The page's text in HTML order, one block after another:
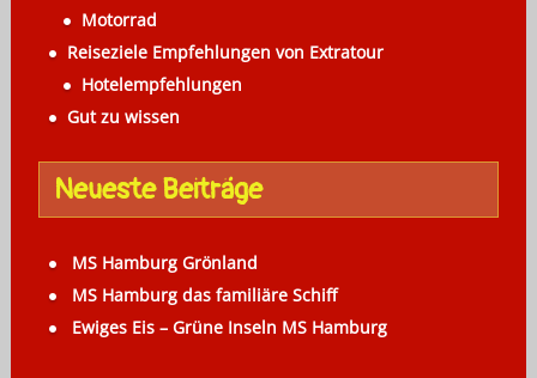
Motorrad
Reiseziele Empfehlungen von Extratour
Hotelempfehlungen
Gut zu wissen
Neueste Beiträge
MS Hamburg Grönland
MS Hamburg das familiäre Schiff
Ewiges Eis – Grüne Inseln MS Hamburg